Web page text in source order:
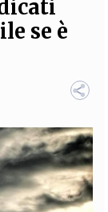
AUTORI CURATORI
NOI
se è